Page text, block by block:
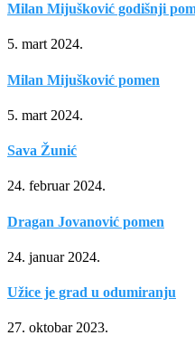
Milan Mijušković godišnji
5. mart 2024.
Milan Mijušković pomen
5. mart 2024.
Sava Žunić
24. februar 2024.
Dragan Jovanović pomen
24. januar 2024.
Užice je grad u odumiranju
27. oktobar 2023.